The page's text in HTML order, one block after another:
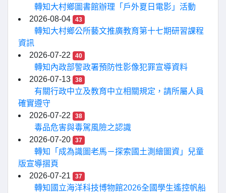
轉知大村鄉圖書館辦理「戶外夏日電影」活動
2026-08-04
43
轉知大村鄉公所藝文推廣教育第十七期研習課程
資訊
2026-07-22
40
轉知內政部警政署預防性影像犯罪宣導資料
2026-07-13
38
有關行政中立及教育中立相關規定，請所屬人員
確實遵守
2026-07-22
38
毒品危害與毒駕風險之認識
2026-07-20
37
轉知「成為識圖老馬－探索國土測繪圖資」兒童
版宣導摺頁
2026-07-21
37
轉知國立海洋科技博物館2026全國學生遙控帆船